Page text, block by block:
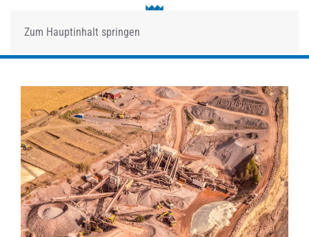
Zum Hauptinhalt springen